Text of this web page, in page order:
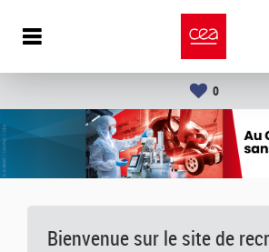
0
Bienvenue sur le site de